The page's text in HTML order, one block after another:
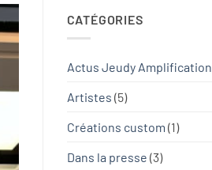
CATÉGORIES
Actus Jeudy Amplification
Artistes (5)
Créations custom (1)
Dans la presse (3)